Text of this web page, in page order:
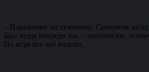
– Поражение заслуженное. Соперник
Был везде впереди нас – тактически,
По игре все всё видели.